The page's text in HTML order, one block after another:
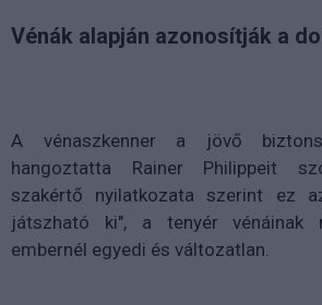
Vénák alapján azonosítják a
A vénaszkenner a jövő
hangoztatta Rainer Philippeit
szakértő nyilatkozata szerint ez
játszható ki", a tenyér vénáinak
embernél egyedi és változatlan.